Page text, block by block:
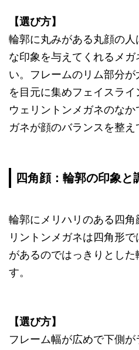
【選び方】
輪郭に丸みがある丸顔の
な印象を与えてくれるメ
い。フレームのリム部分
を目元に集めフェイスライ
ウェリントンメガネのな
ガネが顔のバランスを整え
四角顔：輪郭の印象と
輪郭にメリハリのある四
リントンメガネは四角形
があるのではっきりとし
す。
【選び方】
フレーム幅が広めで下側